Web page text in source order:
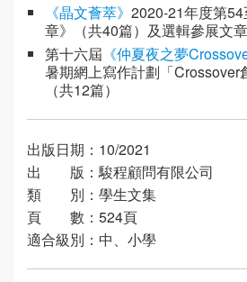
《晶文薈萃》 2020-21年度第
章》（共40篇）及選輯參展文章
第十六屆 《仲夏夜之夢
暑期網上寫作計劃「Crossover
（共12篇）
出版日期：10/2021
出 版：駿程顧問有限公司
類 別：學生文集
頁 數：524頁
適合級別：中、小學